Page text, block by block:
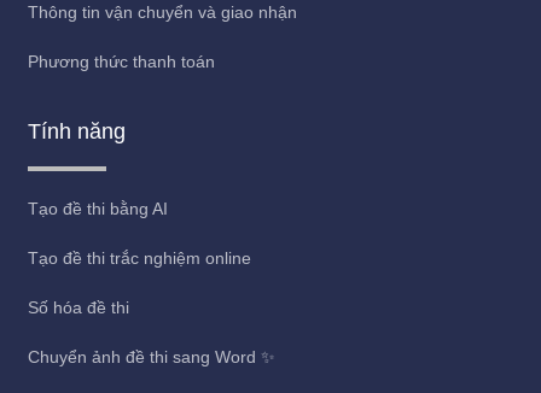
Thông tin vận chuyển và giao nhận
Phương thức thanh toán
Tính năng
Tạo đề thi bằng AI
Tạo đề thi trắc nghiệm online
Số hóa đề thi
Chuyển ảnh đề thi sang Word ✨